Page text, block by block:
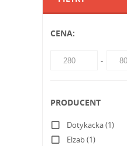
CENA:
PRODUCENT
Dotykacka (1)
Elzab (1)